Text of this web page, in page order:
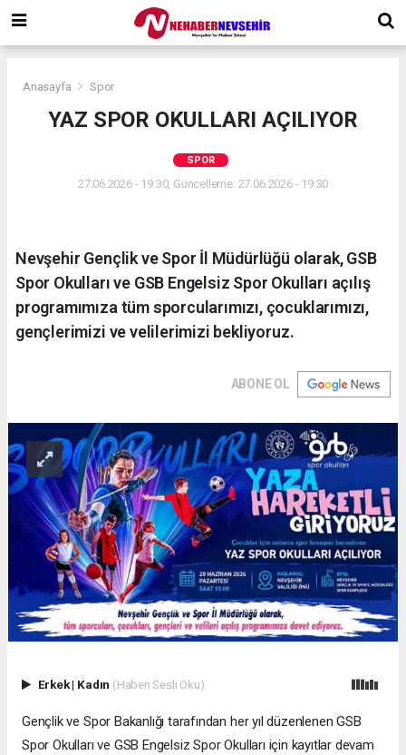
Anasayfa Spor
YAZ SPOR OKULLARI AÇILIYOR
SPOR
27.06.2026 - 19:30, Güncelleme: 27.06.2026 - 19:30
Nevşehir Gençlik ve Spor İl Müdürlüğü olarak, GSB
Spor Okulları ve GSB Engelsiz Spor Okulları açılış
programımıza tüm sporcularımızı, çocuklarımızı,
gençlerimizi ve velilerimizi bekliyoruz.
ABONE OL
Erkek| Kadın (Haberi Sesli Oku)
Gençlik ve Spor Bakanlığı tarafından her yıl düzenlenen GSB
Spor Okulları ve GSB Engelsiz Spor Okulları için kayıtlar devam